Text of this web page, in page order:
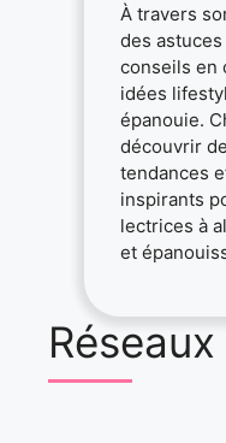
À travers
des
conseils en
idées
épanouie.
découvrir
tendances
inspirants
lectrices à
et